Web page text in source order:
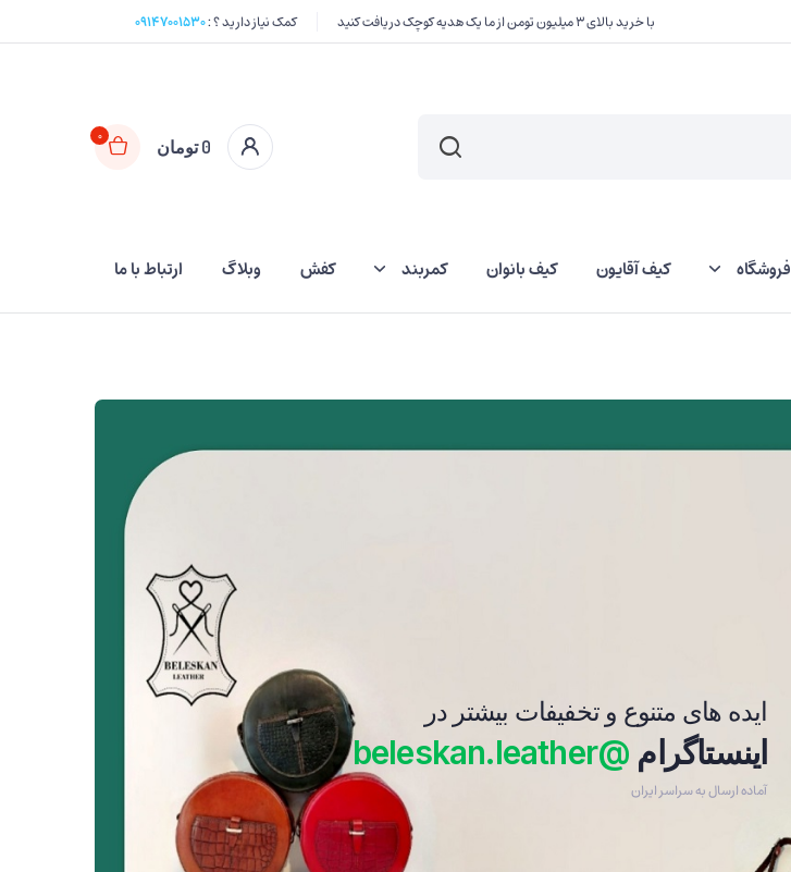
با خرید بالای ۳ میلیون تومن از ما یک هدیه کوچک دریافت کنید کمک نیاز دارید ؟ :۰۹۱۴۷۰۰۱۵۳۰
0 تومان
0
فروشگاه
جاکلید و آویز کیف
کیف اسلحه
کیف آقایون کیف بانوان کمربند کفش وبلاگ ارتباط با ما
ایده های متنوع و تخفیفات بیشتر در
اینستاگرام @beleskan.leather
آماده ارسال به سراسر ایران